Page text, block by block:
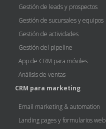
Gestión de leads y prospectos
Gestión de sucursales y equipos
Gestión de actividades
Gestión del pipeline
App de CRM para móviles
Análisis de ventas
CRM para marketing
Email marketing & automation
Landing pages y formularios web